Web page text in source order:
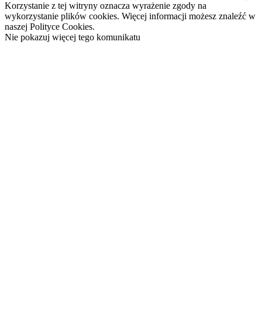
Korzystanie z tej witryny oznacza wyrażenie zgody na
wykorzystanie plików cookies. Więcej informacji możesz znaleźć w
naszej Polityce Cookies.
Nie pokazuj więcej tego komunikatu